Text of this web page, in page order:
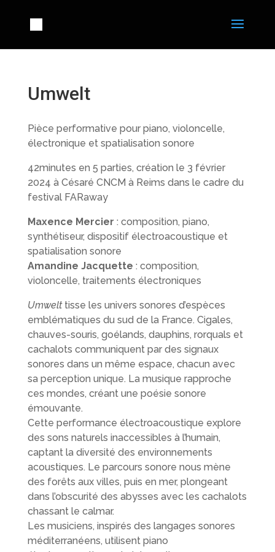
Umwelt
Pièce performative pour piano, violoncelle,
électronique et spatialisation sonore
42minutes en 5 parties, création le 3 février
2024 à Césaré CNCM à Reims dans le cadre du
festival FARaway
Maxence Mercier : composition, piano,
synthétiseur, dispositif électroacoustique et
spatialisation sonore
Amandine Jacquette : composition,
violoncelle, traitements électroniques
Umwelttisse les univers sonores d’espèces
emblématiques du sud de la France. Cigales,
chauves-souris, goélands, dauphins, rorquals et
cachalots communiquent par des signaux
sonores dans un même espace, chacun avec
sa perception unique. La musique rapproche
ces mondes, créant une poésie sonore
émouvante.
Cette performance électroacoustique explore
des sons naturels inaccessibles à l’humain,
captant la diversité des environnements
acoustiques. Le parcours sonore nous mène
des forêts aux villes, puis en mer, plongeant
dans l’obscurité des abysses avec les cachalots
chassant le calmar.
Les musiciens, inspirés des langages sonores
méditerranéens, utilisent piano